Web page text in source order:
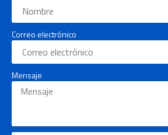
Correo electrónico
Mensaje